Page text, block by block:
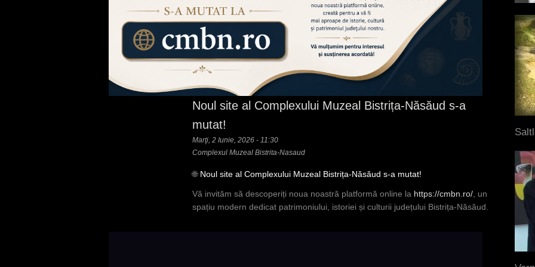
Noul site al Complexului Muzeal Bistrița-Năsăud s-a
mutat!
Marţi, 2 Iunie, 2026 - 11:30
Complexul Muzeal Bistrita-Nasaud
🌐 Noul site al Complexului Muzeal Bistrița-Năsăud s-a mutat!
Vă invităm să descoperiți noua noastră platformă online la https://cmbn.ro/ , un
spațiu modern dedicat patrimoniului, istoriei și culturii județului Bistrița-Năsăud.